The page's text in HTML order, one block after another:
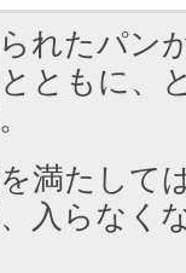
れたパン
ともに、
満たして
入らなく